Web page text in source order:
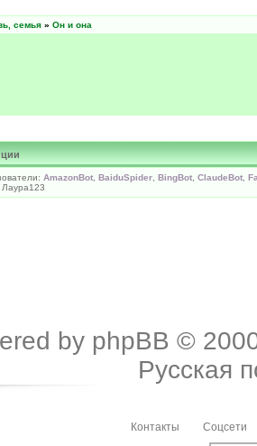
семья » Он и она
AmazonBot BaiduSpider BingBot ClaudeBot
, Лаура123
by phpBB ©
Русская
Контакты Соцсети